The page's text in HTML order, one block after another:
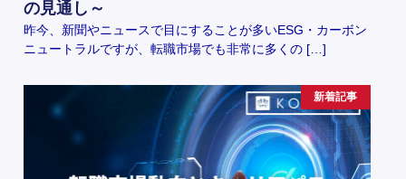
の見通し～
昨今、新聞やニュースで目にすることが多いESG・カーボン
ニュートラルですが、転職市場でも非常に多くの […]
新着記事